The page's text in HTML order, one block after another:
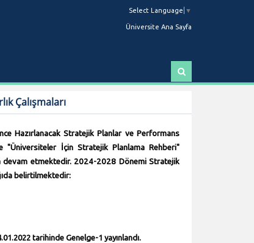
Select Language ▼
Üniversite Ana Sayfa
r
Çalışmaları
Hazırlanacak Stratejik Planlar ve Performans
"Üniversiteler İçin Stratejik Planlama Rehberi"
devam etmektedir.2024-2028 Dönemi Stratejik
belirtilmektedir:
tarihinde Genelge-1 yayınlandı.